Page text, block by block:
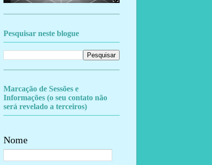
Pesquisar neste blogue
Marcação de Sessões e
Informações (o seu contato não
será revelado a terceiros)
Nome